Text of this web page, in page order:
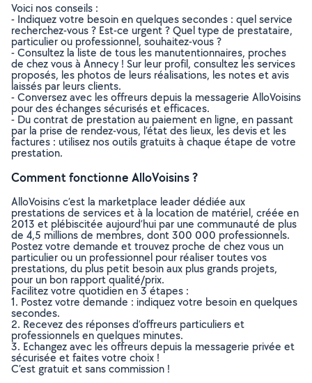
Voici nos conseils :
- Indiquez votre besoin en quelques secondes : quel service
recherchez-vous ? Est-ce urgent ? Quel type de prestataire,
particulier ou professionnel, souhaitez-vous ?
- Consultez la liste de tous les manutentionnaires, proches
de chez vous à Annecy ! Sur leur profil, consultez les services
proposés, les photos de leurs réalisations, les notes et avis
laissés par leurs clients.
- Conversez avec les offreurs depuis la messagerie AlloVoisins
pour des échanges sécurisés et efficaces.
- Du contrat de prestation au paiement en ligne, en passant
par la prise de rendez-vous, l’état des lieux, les devis et les
factures : utilisez nos outils gratuits à chaque étape de votre
prestation.
Comment fonctionne AlloVoisins ?
AlloVoisins c’est la marketplace leader dédiée aux
prestations de services et à la location de matériel, créée en
2013 et plébiscitée aujourd’hui par une communauté de plus
de 4,5 millions de membres, dont 300 000 professionnels.
Postez votre demande et trouvez proche de chez vous un
particulier ou un professionnel pour réaliser toutes vos
prestations, du plus petit besoin aux plus grands projets,
pour un bon rapport qualité/prix.
Facilitez votre quotidien en 3 étapes :
1. Postez votre demande : indiquez votre besoin en quelques
secondes.
2. Recevez des réponses d’offreurs particuliers et
professionnels en quelques minutes.
3. Echangez avec les offreurs depuis la messagerie privée et
sécurisée et faites votre choix !
C’est gratuit et sans commission !